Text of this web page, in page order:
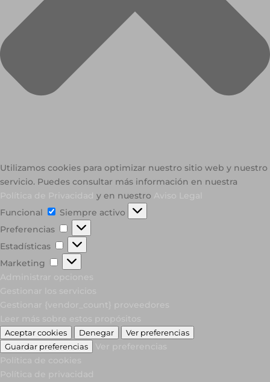
Utilizamos cookies para optimizar nuestro sitio web y nuestro
servicio. Puedes consultar más información en nuestra
y en nuestro
Funcional
Funcional
Siempre activo
Preferencias
Preferencias
Estadísticas
Estadísticas
Marketing
Marketing
Aceptar cookies Denegar
Ver preferencias
Guardar preferencias